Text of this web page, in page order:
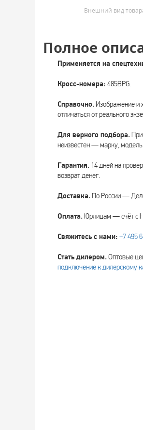
Внешний вид
Полное
Применяется на
Кросс-номера: 485BPG.
Справочно.Изображение и
отличаться от реального
Для верного подбора.
неизвестен — марку,
Гарантия. 14 дней на
возврат денег.
Доставка.По России —
Оплата. Юрлицам — счёт с
Свяжитесь с нами: +7 495
Стать дилером.Оптовые
подключение к дилерскому